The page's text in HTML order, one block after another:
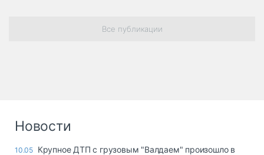
Все публикации
Новости
10.05 Крупное ДТП с грузовым "Валдаем" произошло в